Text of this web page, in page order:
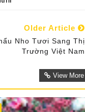
Older Article
Nho Tươi Sang Thị
Trường Việt Nam
View More